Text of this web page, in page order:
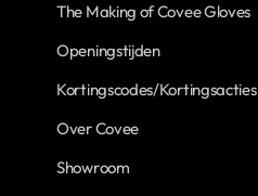
The Making of Covee Gloves
Openingstijden
Kortingscodes/Kortingsacties
Over Covee
Showroom